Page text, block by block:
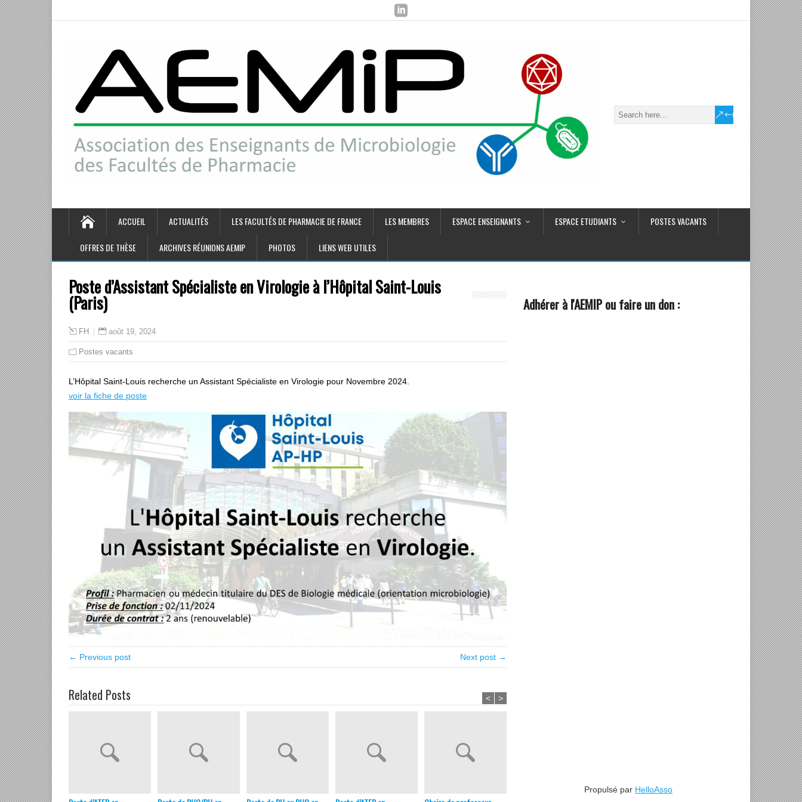
ACCUEIL ACTUALITÉS LES FACULTÉS DE PHARMACIE DE FRANCE LES MEMBRES ESPACE ENSEIGNANTS ESPACE ETUDIANTS POSTES VACANTS
OFFRES DE THÈSE ARCHIVES RÉUNIONS AEMIP PHOTOS LIENS WEB UTILES
Poste d’Assistant Spécialiste en Virologie à l’Hôpital Saint-Louis
(Paris)
FH août 19, 2024
Postes vacants
L’Hôpital Saint-Louis recherche un Assistant Spécialiste en Virologie pour Novembre 2024.
voir la fiche de poste
← Previous post Next post →
Related Posts < >
Adhérer à l'AEMIP ou faire un don :
Propulsé par HelloAsso